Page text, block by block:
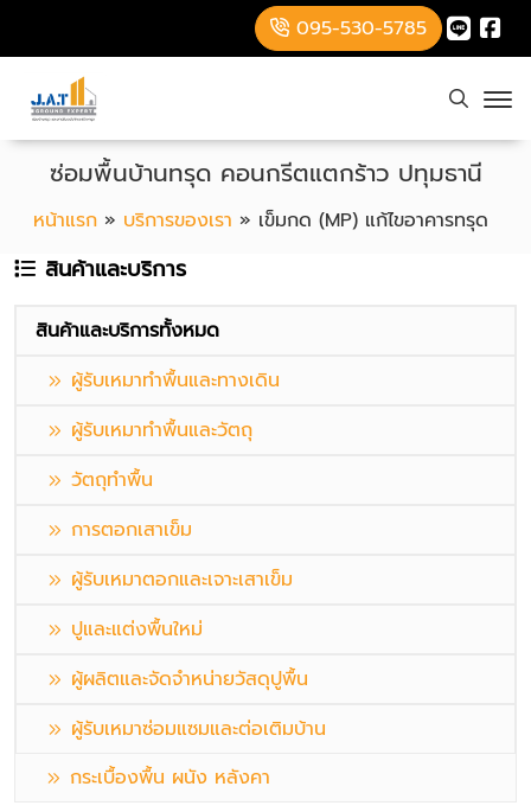
095-530-5785
หน้าแรก » บริการของเรา » เข็มกด (MP) แก้ไขอาคารทรุด
ซ่อมพื้นบ้านทรุด คอนกรีตแตกร้าว ปทุมธานี
สินค้าและบริการ
สินค้าและบริการทั้งหมด
ผู้รับเหมาทำพื้นและทางเดิน
ผู้รับเหมาทำพื้นและวัตถุ
วัตถุทำพื้น
การตอกเสาเข็ม
ผู้รับเหมาตอกและเจาะเสาเข็ม
ปูและแต่งพื้นใหม่
ผู้ผลิตและจัดจำหน่ายวัสดุปูพื้น
ผู้รับเหมาซ่อมแซมและต่อเติมบ้าน
กระเบื้องพื้น ผนัง หลังคา